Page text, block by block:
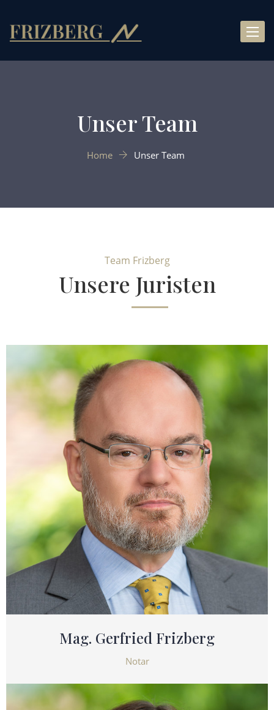
Toggle
Unser Team
Home Unser Team
Team Frizberg
Unsere Juristen
Mag. Gerfried Frizberg
Notar